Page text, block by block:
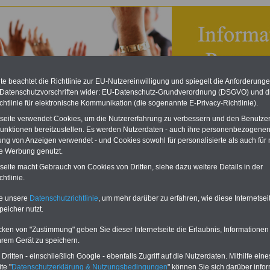
Personalvertretungsgesetz (SächsPersVG): § 63
Anwendung von Vorschriften
ÖD neu aufgelegt
Oktober 2025 neu aufgelegt. Mit
allen Entgelttabellen für
sowie den
Auszubildendenvergütungen,
beachtet die Richtlinie zur EU-Nutzereinwilligung und spiegelt die
wider: EU-Datenschutz-Grundverordnung (DSGVO) und
für elektronische Kommunikation (die sogenannte E-Privacy-Richtlinie).
verwendet Cookies, um die Nutzererfahrung zu verbessern und den
bereitzustellen. Es werden Nutzerdaten - auch ihre
von Anzeigen verwendet - und Cookies sowohl für personalisierte als auch für
Werbung genutzt.
macht Gebrauch von Cookies von Dritten, siehe dazu weitere Details in der
unsere Datenschutzrichtlinie, um mehr darüber zu erfahren, wie diese
nutzt.
von "Zustimmung" geben Sie dieser Internetseite die Erlaubnis,
Gerät zu speichern.
- einschließlich Google - ebenfalls Zugriff auf die Nutzerdaten. Mithilfe
"Datenschutzerklärung & Nutzungsbedingungen" können Sie sich darüber